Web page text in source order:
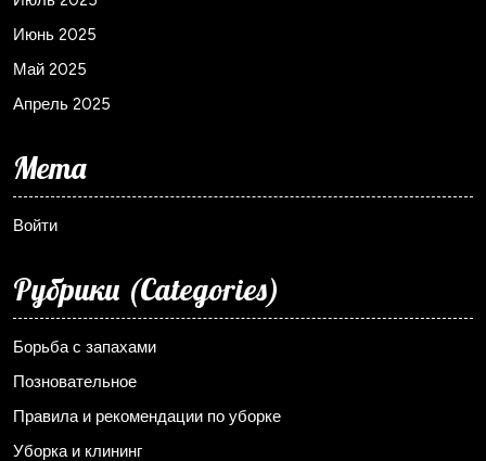
Июнь 2025
Май 2025
Апрель 2025
Мета
Войти
Рубрики (Categories)
Борьба с запахами
Позновательное
Правила и рекомендации по уборке
Уборка и клининг